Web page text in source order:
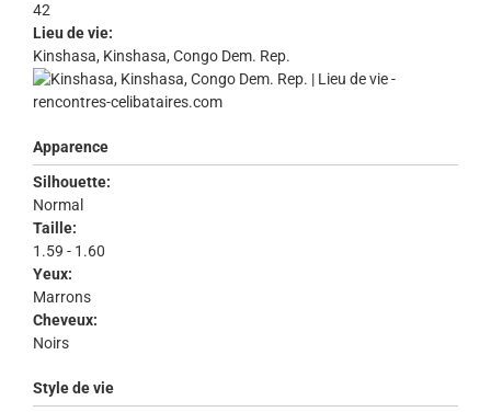
42
Lieu de vie:
Kinshasa, Kinshasa, Congo Dem. Rep.
Apparence
Silhouette:
Normal
Taille:
1.59 - 1.60
Yeux:
Marrons
Cheveux:
Noirs
Style de vie